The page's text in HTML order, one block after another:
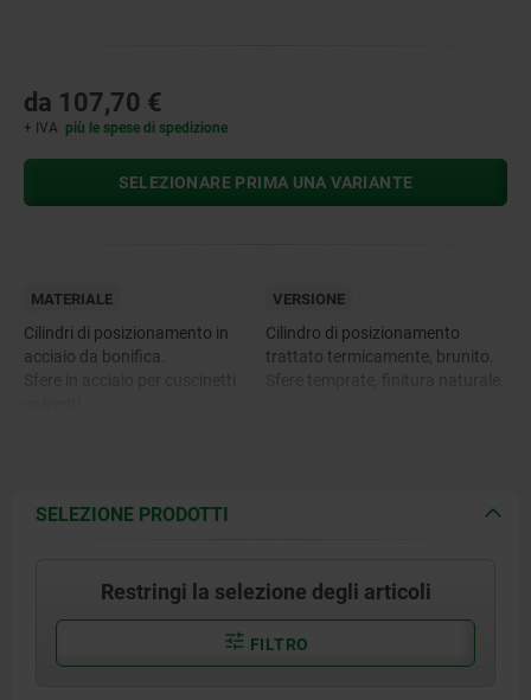
da 107,70 €
+ IVA più le spese di spedizione
SELEZIONARE PRIMA UNA VARIANTE
MATERIALE
Cilindri di posizionamento in
acciaio da bonifica.
VERSIONE
Cilindro di posizionamento
trattato termicamente, brunito.
SELEZIONE PRODOTTI
Restringi la selezione degli articoli
FILTRO